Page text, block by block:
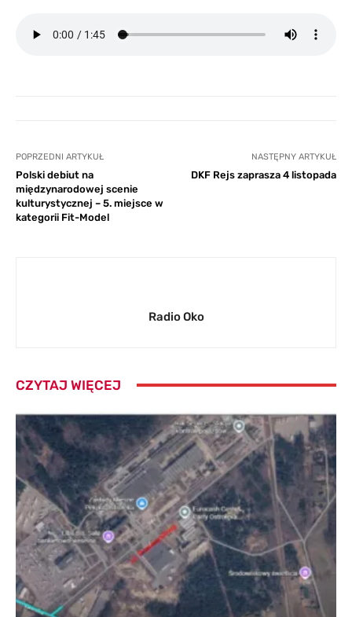
POPRZEDNI ARTYKUŁ
Polski debiut na
międzynarodowej scenie
kulturystycznej – 5. miejsce w
kategorii Fit-Model
NASTĘPNY ARTYKUŁ
DKF Rejs zaprasza 4 listopada
Radio Oko
CZYTAJ WIĘCEJ